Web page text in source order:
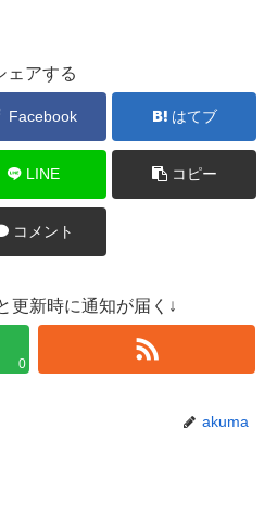
ェアする
Facebook はてブ
LINE コピー
コメント
更新時に通知が届く↓
0
akuma